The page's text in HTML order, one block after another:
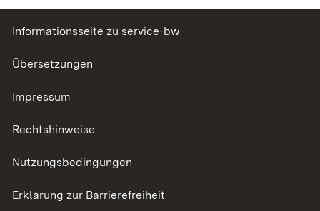
Informationsseite zu service-bw
Übersetzungen
Impressum
Rechtshinweise
Nutzungsbedingungen
Erklärung zur Barrierefreiheit